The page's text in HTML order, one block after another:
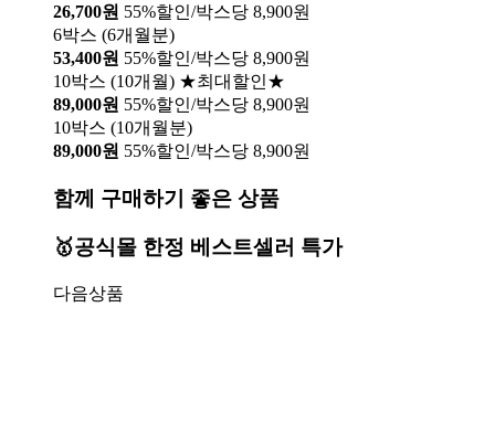
26,700원 55%할인/박스당 8,900원
6박스 (6개월분)
53,400원 55%할인/박스당 8,900원
10박스 (10개월) ★최대할인★
89,000원 55%할인/박스당 8,900원
10박스 (10개월분)
89,000원 55%할인/박스당 8,900원
함께 구매하기 좋은 상품
🥇공식몰 한정 베스트셀러 특가
다음상품